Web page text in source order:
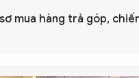
mua hàng trả góp,